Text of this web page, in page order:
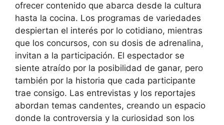
ofrecer contenido que abarca desde la cultura
hasta la cocina. Los programas de variedades
despiertan el interés por lo cotidiano, mientras
que los concursos, con su dosis de adrenalina,
invitan a la participación. El espectador se
siente atraído por la posibilidad de ganar, pero
también por la historia que cada participante
trae consigo. Las entrevistas y los reportajes
abordan temas candentes, creando un espacio
donde la controversia y la curiosidad son los